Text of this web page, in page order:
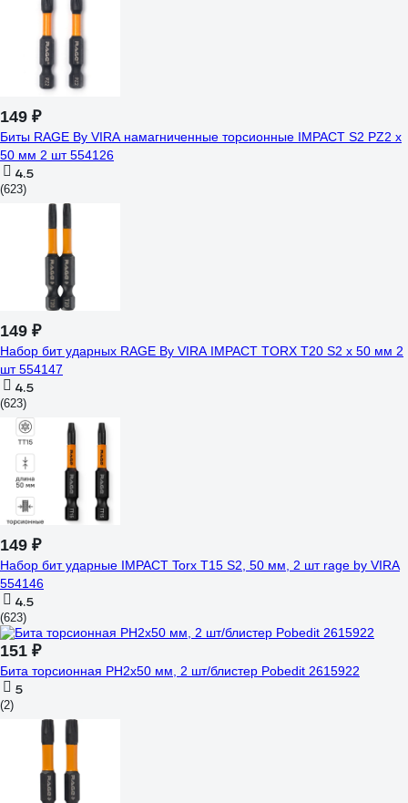
149 ₽
Биты RAGE By VIRA намагниченные торсионные IMPACT S2 PZ2 x
50 мм 2 шт 554126
4.5
(623)
149 ₽
Набор бит ударных RAGE By VIRA IMPACT TORX T20 S2 х 50 мм 2
шт 554147
4.5
(623)
149 ₽
Набор бит ударные IMPACT Torx T15 S2, 50 мм, 2 шт rage by VIRA
554146
4.5
(623)
151 ₽
Бита торсионная PH2x50 мм, 2 шт/блистер Pobedit 2615922
5
(2)